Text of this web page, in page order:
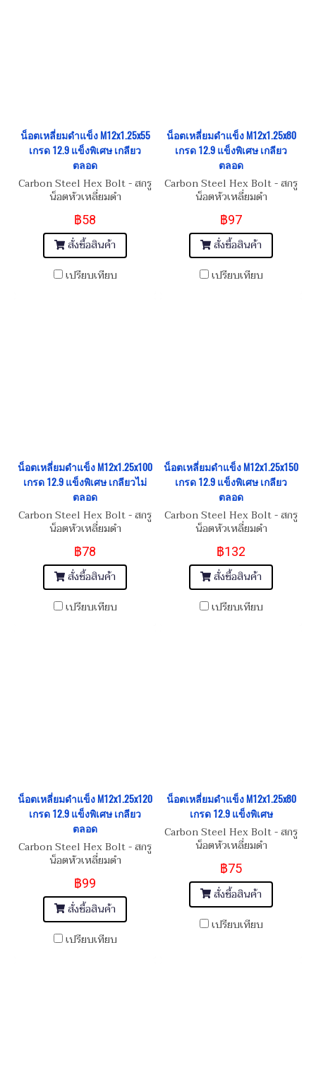
น็อตเหลี่ยมดำแข็ง M12x1.25x55
เกรด 12.9 แข็งพิเศษ เกลียว
ตลอด
Carbon Steel Hex Bolt - สกรู
น็อตหัวเหลี่ยมดำ
M12x1.25x55
฿58
สั่งซื้อสินค้า
เปรียบเทียบ
น็อตเหลี่ยมดำแข็ง M12x1.25x80
เกรด 12.9 แข็งพิเศษ เกลียว
ตลอด
Carbon Steel Hex Bolt - สกรู
น็อตหัวเหลี่ยมดำ
M12x1.25x80
฿97
สั่งซื้อสินค้า
เปรียบเทียบ
น็อตเหลี่ยมดำแข็ง M12x1.25x100
เกรด 12.9 แข็งพิเศษ เกลียวไม่
ตลอด
Carbon Steel Hex Bolt - สกรู
น็อตหัวเหลี่ยมดำ
M12x1.25x100
฿78
สั่งซื้อสินค้า
เปรียบเทียบ
น็อตเหลี่ยมดำแข็ง M12x1.25x150
เกรด 12.9 แข็งพิเศษ เกลียว
ตลอด
Carbon Steel Hex Bolt - สกรู
น็อตหัวเหลี่ยมดำ
M12x1.25x150
฿132
สั่งซื้อสินค้า
เปรียบเทียบ
น็อตเหลี่ยมดำแข็ง M12x1.25x120
เกรด 12.9 แข็งพิเศษ เกลียว
ตลอด
Carbon Steel Hex Bolt - สกรู
น็อตหัวเหลี่ยมดำ
M12x1.25x120
฿99
สั่งซื้อสินค้า
เปรียบเทียบ
น็อตเหลี่ยมดำแข็ง M12x1.25x80
เกรด 12.9 แข็งพิเศษ
Carbon Steel Hex Bolt - สกรู
น็อตหัวเหลี่ยมดำ
M12x1.25x80
฿75
สั่งซื้อสินค้า
เปรียบเทียบ